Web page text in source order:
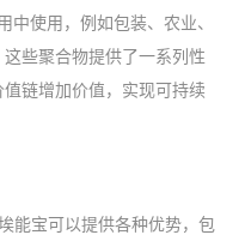
中使用，例如包装、农业、
些聚合物提供了一系列性
链增加价值，实现可持续
能宝可以提供各种优势，包